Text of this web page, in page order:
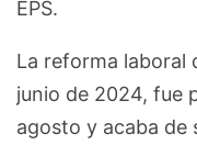
EPS.
La reforma laboral
junio de 2024, fue
agosto y acaba de